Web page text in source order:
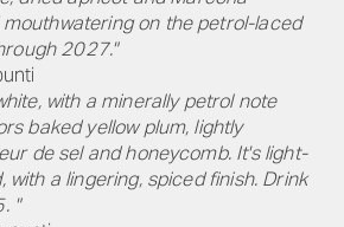
on the petrol-laced
2027."
with a minerally petrol note
baked yellow plum, lightly
de sel and honeycomb. It's light-
with a lingering, spiced finish. Drink
"